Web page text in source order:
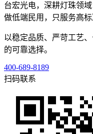
台宏光电，深耕灯珠领
做低端民用，只服务高标
以稳定品质、严苛工艺
的可靠选择。
400-689-8189
扫码联系